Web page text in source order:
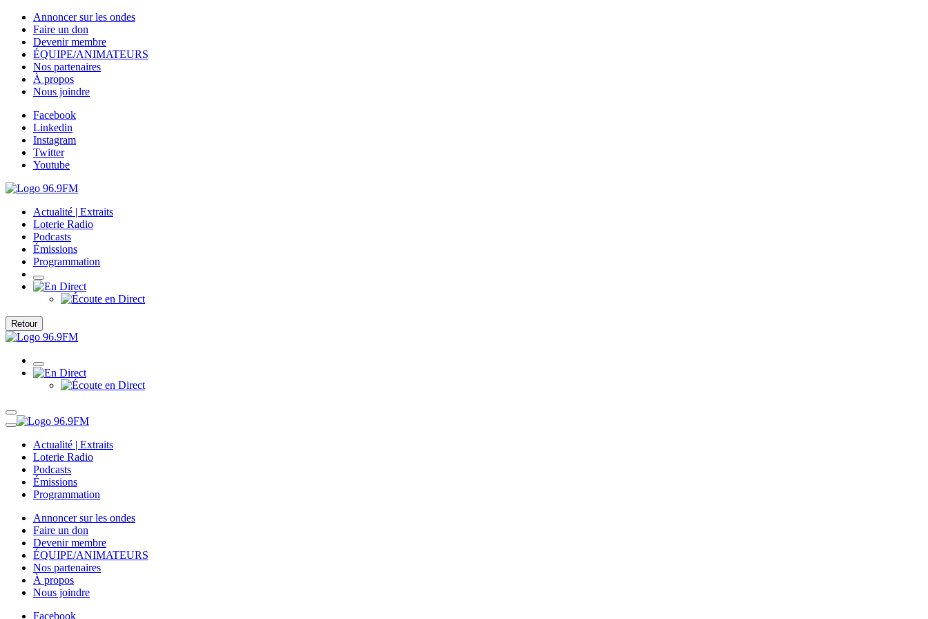
Annoncer sur les ondes
Faire un don
Devenir membre
ÉQUIPE/ANIMATEURS
Nos partenaires
À propos
Nous joindre
Facebook
Linkedin
Instagram
Twitter
Youtube
Actualité | Extraits
Loterie Radio
Podcasts
Émissions
Programmation
Retour
Actualité | Extraits
Loterie Radio
Podcasts
Émissions
Programmation
Annoncer sur les ondes
Faire un don
Devenir membre
ÉQUIPE/ANIMATEURS
Nos partenaires
À propos
Nous joindre
Facebook